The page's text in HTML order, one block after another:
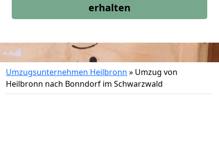
erhalten
Umzugsunternehmen Heilbronn » Umzug von
Heilbronn nach Bonndorf im Schwarzwald